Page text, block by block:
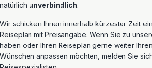
natürlich unverbindlich.
Wir schicken Ihnen innerhalb kürzester Zeit
Reiseplan mit Preisangabe. Wenn Sie zu
haben oder Ihren Reiseplan gerne weiter
Wünschen anpassen möchten, melden Sie